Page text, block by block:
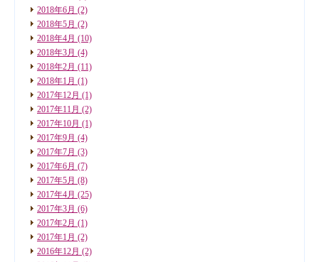
2018年6月 (2)
2018年5月 (2)
2018年4月 (10)
2018年3月 (4)
2018年2月 (11)
2018年1月 (1)
2017年12月 (1)
2017年11月 (2)
2017年10月 (1)
2017年9月 (4)
2017年7月 (3)
2017年6月 (7)
2017年5月 (8)
2017年4月 (25)
2017年3月 (6)
2017年2月 (1)
2017年1月 (2)
2016年12月 (2)